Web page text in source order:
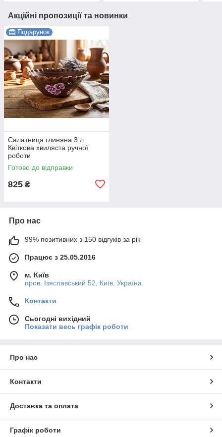
Акційні пропозиції та новинки
Подарунок
Салатниця глиняна 3 л
Квіткова хвиляста ручної
роботи
Готово до відправки
825 ₴
Про нас
99% позитивних з 150 відгуків за рік
Працює з 25.05.2016
м. Київ
пров. Ізяславський 52, Київ, Україна
Контакти
Сьогодні вихідний
Показати весь графік роботи
Про нас
Контакти
Доставка та оплата
Графік роботи